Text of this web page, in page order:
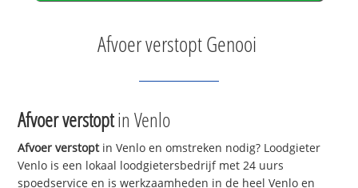
Afvoer verstopt Genooi
Afvoer verstoptin Venlo
Afvoer verstoptin Venlo en omstreken nodig? Loodgieter
Venlo is een lokaal loodgietersbedrijf met 24 uurs
spoedservice en is werkzaamheden in de heel Venlo en